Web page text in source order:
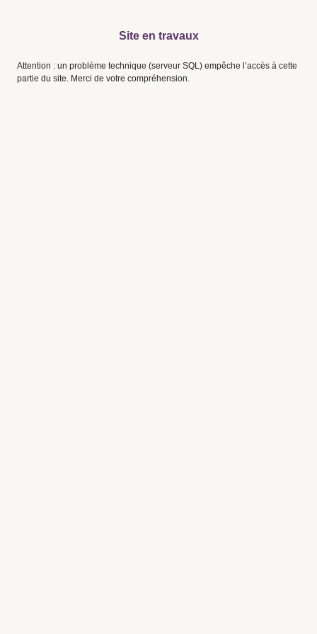
Site en travaux
Attention : un problème technique (serveur SQL) empêche l’accès à cette
partie du site. Merci de votre compréhension.